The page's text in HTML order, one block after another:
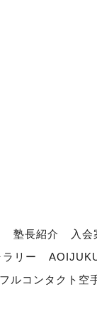
塾長紹介
入
ラリー
フルコンタクト空